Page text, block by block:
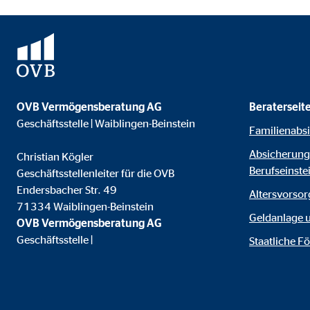
OVB Vermögensberatung AG
Geschäftsstelle | Waiblingen-Beinstein
Christian Kögler
Geschäftsstellenleiter für die OVB
Endersbacher Str. 49
71334 Waiblingen-Beinstein
OVB Vermögensberatung AG
Geschäftsstelle |
Geldanlage
Staatliche
ProvenExpert | Empfänger: OVB, Expert
Anbieter:
Zweck:
Cookie Laufzeit: 30